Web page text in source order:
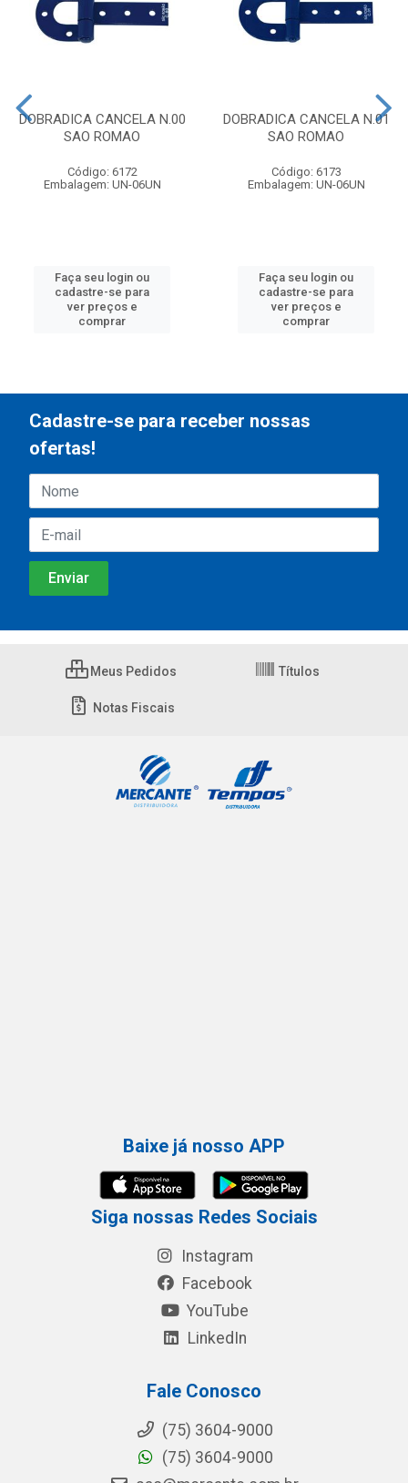
DOBRADICA CANCELA N.00
SAO ROMAO
Código: 6172
Embalagem: UN-06UN
Faça seu login ou
cadastre-se para
ver preços e
comprar
DOBRADICA CANCELA N.01
SAO ROMAO
Código: 6173
Embalagem: UN-06UN
Faça seu login ou
cadastre-se para
ver preços e
comprar
Cadastre-se para receber nossas
ofertas!
Meus Pedidos Títulos
Notas Fiscais
Baixe já nosso APP
Siga nossas Redes Sociais
Instagram
Facebook
YouTube
LinkedIn
Fale Conosco
(75) 3604-9000
(75) 3604-9000